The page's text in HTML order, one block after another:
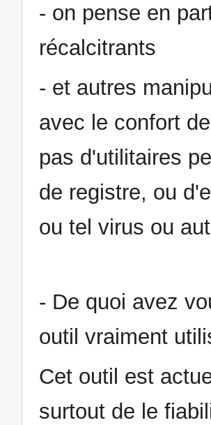
- on pense en
récalcitrants
- et autres
avec le confort
pas d'utilitaires
de registre, ou
ou tel virus ou
- De quoi avez
outil vraiment
Cet outil est
surtout de le